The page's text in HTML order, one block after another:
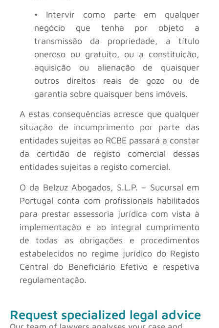
• Intervir como parte em qualquer
negócio que tenha por objeto a
transmissão da propriedade, a título
oneroso ou gratuito, ou a constituição,
aquisição ou alienação de quaisquer
outros direitos reais de gozo ou de
garantia sobre quaisquer bens imóveis.
A estas consequências acresce que qualquer
situação de incumprimento por parte das
entidades sujeitas ao RCBE passará a constar
da certidão de registo comercial dessas
entidades sujeitas a registo comercial.
O da Belzuz Abogados, S.L.P. – Sucursal em
Portugal conta com profissionais habilitados
para prestar assessoria jurídica com vista à
implementação e ao integral cumprimento
de todas as obrigações e procedimentos
estabelecidos no regime jurídico do Registo
Central do Beneficiário Efetivo e respetiva
regulamentação.
Request specialized legal advice